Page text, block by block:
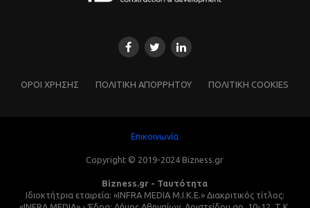
ΌΡΟΙ ΧΡΗΣΗΣ ΠΟΛΙΤΙΚΗ ΑΠΟΡΡΗΤΟΥ ΠΟΛΙΤΙΚΗ COOKIES
Επικοινωνία
Copyright © 2019-2024 Bizness.gr
Bizness.gr - Ταυτότητα
Ιδιοκτήτρια εταιρεία: «INFRA MEDIA M.I.K.E.» Διακριτικός τίτλος: